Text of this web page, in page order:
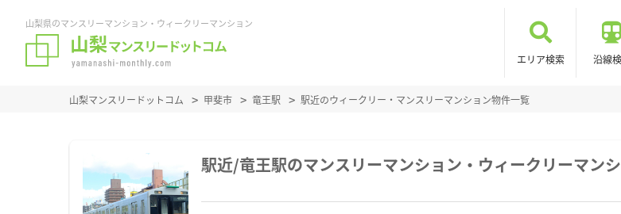
山梨県のマンスリーマンション・ウィークリーマンション
エリア検索 沿線
山梨マンスリードットコム 甲斐市 竜王駅 駅近のウィークリー・マンスリーマンション物件一覧
駅近/竜王駅のマンスリーマンション・ウィークリーマン